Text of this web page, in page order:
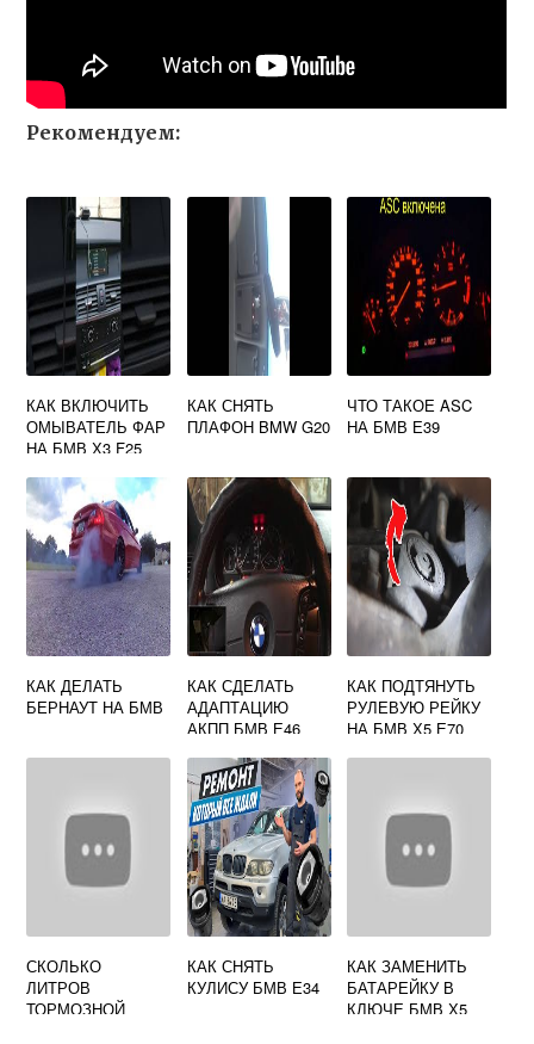
Рекомендуем:
КАК ВКЛЮЧИТЬ
ОМЫВАТЕЛЬ ФАР
НА БМВ Х3 F25
КАК СНЯТЬ
ПЛАФОН BMW G20
ЧТО ТАКОЕ ASC
НА БМВ Е39
КАК ДЕЛАТЬ
БЕРНАУТ НА БМВ
КАК СДЕЛАТЬ
АДАПТАЦИЮ
АКПП БМВ Е46
КАК ПОДТЯНУТЬ
РУЛЕВУЮ РЕЙКУ
НА БМВ Х5 Е70
СКОЛЬКО
ЛИТРОВ
ТОРМОЗНОЙ
КАК СНЯТЬ
КУЛИСУ БМВ Е34
КАК ЗАМЕНИТЬ
БАТАРЕЙКУ В
КЛЮЧЕ БМВ Х5